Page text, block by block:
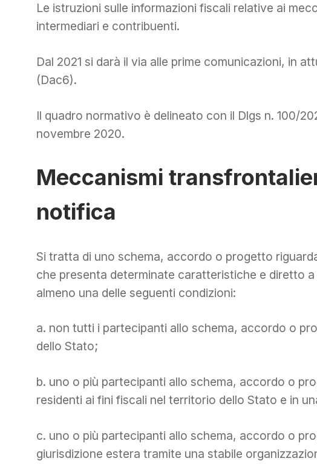
Le istruzioni sulle informazioni fiscali relative ai
intermediari e contribuenti.
Dal 2021 si darà il via alle prime comunicazioni, in
(Dac6).
Il quadro normativo è delineato con il Dlgs n. 100/
novembre 2020.
Meccanismi
notifica
Si tratta di uno schema, accordo o progetto
che presenta determinate caratteristiche e diretto
almeno una delle seguenti condizioni:
a. non tutti i partecipanti allo schema, accordo o
dello Stato;
b. uno o più partecipanti allo schema, accordo o
residenti ai fini fiscali nel territorio dello Stato e in
c. uno o più partecipanti allo schema, accordo o
giurisdizione estera tramite una stabile